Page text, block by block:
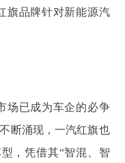
旗品牌针对新能源汽
场已成为车企的必争
断涌现，一汽红旗也
，凭借其“智混、智